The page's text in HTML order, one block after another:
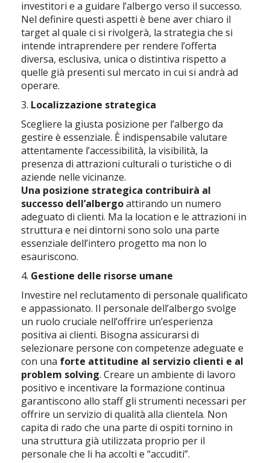
investitori e a guidare l’albergo verso il successo.
Nel definire questi aspetti è bene aver chiaro il
target al quale ci si rivolgerà, la strategia che si
intende intraprendere per rendere l’offerta
diversa, esclusiva, unica o distintiva rispetto a
quelle già presenti sul mercato in cui si andrà ad
operare.
3. Localizzazione strategica
Scegliere la giusta posizione per l’albergo da
gestire è essenziale. È indispensabile valutare
attentamente l’accessibilità, la visibilità, la
presenza di attrazioni culturali o turistiche o di
aziende nelle vicinanze.
Una posizione strategica contribuirà al
successo dell’albergoattirando un numero
adeguato di clienti. Ma la location e le attrazioni in
struttura e nei dintorni sono solo una parte
essenziale dell’intero progetto ma non lo
esauriscono.
4. Gestione delle risorse umane
Investire nel reclutamento di personale qualificato
e appassionato. Il personale dell’albergo svolge
un ruolo cruciale nell’offrire un’esperienza
positiva ai clienti. Bisogna assicurarsi di
selezionare persone con competenze adeguate e
con una forte attitudine al servizio clienti e al
problem solving. Creare un ambiente di lavoro
positivo e incentivare la formazione continua
garantiscono allo staff gli strumenti necessari per
offrire un servizio di qualità alla clientela. Non
capita di rado che una parte di ospiti tornino in
una struttura già utilizzata proprio per il
personale che li ha accolti e “accuditi”.